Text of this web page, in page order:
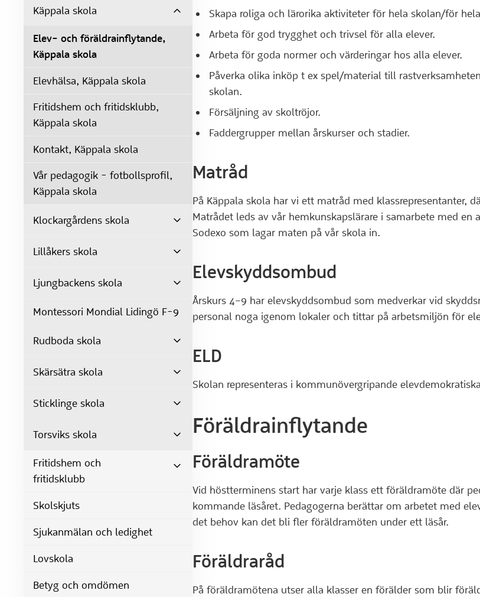
Käppala skola
Elev- och föräldrainflytande,
Käppala skola
Elevhälsa, Käppala skola
Fritidshem och fritidsklubb,
Käppala skola
Kontakt, Käppala skola
Vår pedagogik - fotbollsprofil,
Käppala skola
Klockargårdens skola
Lillåkers skola
Ljungbackens skola
Montessori Mondial Lidingö F-9
Rudboda skola
Skärsätra skola
Sticklinge skola
Torsviks skola
Fritidshem och
fritidsklubb
Skolskjuts
Sjukanmälan och ledighet
Lovskola
Betyg och omdömen
Skapa roliga och lärorika aktiviteter för hela skolan/för
Arbeta för god trygghet och trivsel för alla elever.
Arbeta för goda normer och värderingar hos alla elever.
Påverka olika inköp t ex spel/material till
skolan.
Försäljning av skoltröjor.
Faddergrupper mellan årskurser och stadier.
Matråd
På Käppala skola har vi ett matråd med klassrepresentanter,
Matrådet leds av vår hemkunskapslärare i samarbete med en
Sodexo som lagar maten på vår skola in.
Elevskyddsombud
Årskurs 4–9 har elevskyddsombud som medverkar vid
personal noga igenom lokaler och tittar på arbetsmiljön för
ELD
Skolan representeras i kommunövergripande elevdemokratiska
Föräldrainflytande
Föräldramöte
Vid höstterminens start har varje klass ett föräldramöte där
kommande läsåret. Pedagogerna berättar om arbetet med
det behov kan det bli fler föräldramöten under ett läsår.
Föräldraråd
På föräldramötena utser alla klasser en förälder som blir